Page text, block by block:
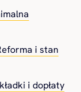
i stan
i dopłaty